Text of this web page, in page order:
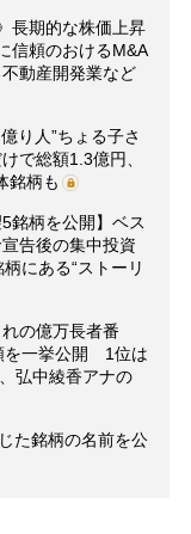
長期的な株価上昇
信頼のおけるM&A
動産開発業など
り人”ちょる子さ
で総額1.3億円、
銘柄も
銘柄を公開】ベス
告後の集中投資
にある“ストーリ
の億万長者番
を一挙公開 1位は
弘中綾香アナの
た銘柄の名前を公